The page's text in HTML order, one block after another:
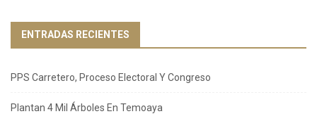
ENTRADAS RECIENTES
PPS Carretero, Proceso Electoral Y Congreso
Plantan 4 Mil Árboles En Temoaya